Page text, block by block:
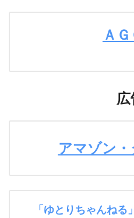
Ａ
アマゾン
「ゆとりちゃんねる